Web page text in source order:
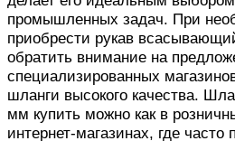
промышленных задач. При
приобрести рукав
обратить внимание на
специализированных
шланги высокого качества.
мм купить можно как в
интернет-магазинах, где